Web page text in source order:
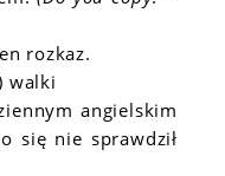
rozkaz.
walki
angielskim
się nie sprawdził